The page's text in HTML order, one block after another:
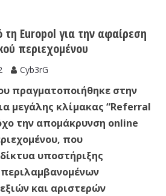
Europol για την αφαίρεση
περιεχομένου
Cyb3rG
πραγματοποιήθηκε στην
μεγάλης κλίμακας “Referral
την απομάκρυνση online
που
υποστήριξης
και αριστερών